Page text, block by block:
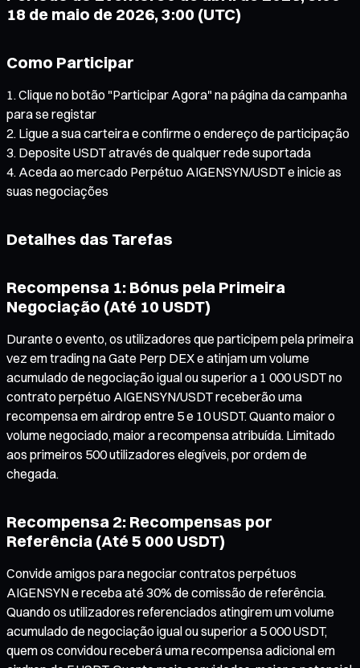
18 de maio de 2026, 3:00 (UTC)
Como Participar
Clique no botão "Participar Agora" na página da campanha
para se registar
Ligue a sua carteira e confirme o endereço de participação
Deposite USDT através de qualquer rede suportada
Aceda ao mercado Perpétuo AIGENSYN/USDT e inicie as
suas negociações
Detalhes das Tarefas
Recompensa 1: Bónus pela Primeira
Negociação (Até 10 USDT)
Durante o evento, os utilizadores que participem pela primeira
vez em trading na Gate Perp DEX e atinjam um volume
acumulado de negociação igual ou superior a 1 000 USDT no
contrato perpétuo AIGENSYN/USDT receberão uma
recompensa em airdrop entre 5 e 10 USDT. Quanto maior o
volume negociado, maior a recompensa atribuída. Limitado
aos primeiros 500 utilizadores elegíveis, por ordem de
chegada.
Recompensa 2: Recompensas por
Referência (Até 5 000 USDT)
Convide amigos para negociar contratos perpétuos
AIGENSYN e receba até 30% de comissão de referência.
Quando os utilizadores referenciados atingirem um volume
acumulado de negociação igual ou superior a 5 000 USDT,
quem os convidou receberá uma recompensa adicional em